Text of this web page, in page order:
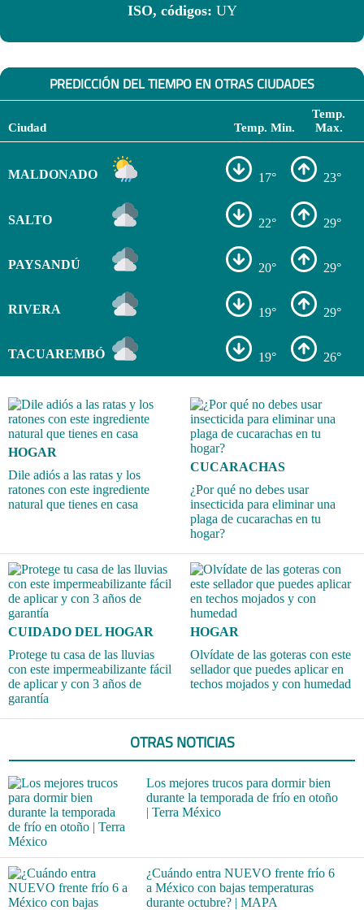
ISO, códigos: UY
PREDICCIÓN DEL TIEMPO EN OTRAS CIUDADES
Ciudad Temp. Min.
Temp.
Max.
MALDONADO 17° 23°
SALTO 22° 29°
PAYSANDÚ 20° 29°
RIVERA 19° 29°
TACUAREMBÓ 19° 26°
HOGAR
Dile adiós a las ratas y los
ratones con este ingrediente
natural que tienes en casa
CUCARACHAS
¿Por qué no debes usar
insecticida para eliminar una
plaga de cucarachas en tu
hogar?
CUIDADO DEL HOGAR
Protege tu casa de las lluvias
con este impermeabilizante fácil
de aplicar y con 3 años de
garantía
HOGAR
Olvídate de las goteras con este
sellador que puedes aplicar en
techos mojados y con humedad
OTRAS NOTICIAS
Los mejores trucos para dormir bien
durante la temporada de frío en otoño
| Terra México
¿Cuándo entra NUEVO frente frío 6
a México con bajas temperaturas
durante octubre? | MAPA